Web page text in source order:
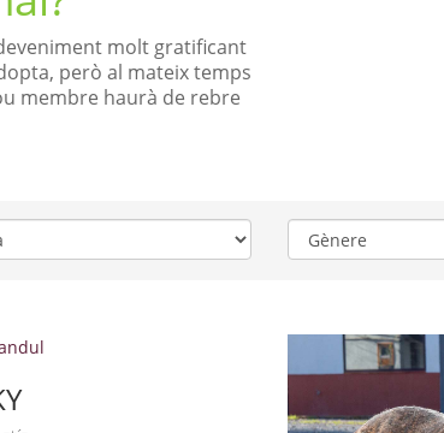
molt gratificant
però al mateix temps
membre haurà de rebre
Gènere